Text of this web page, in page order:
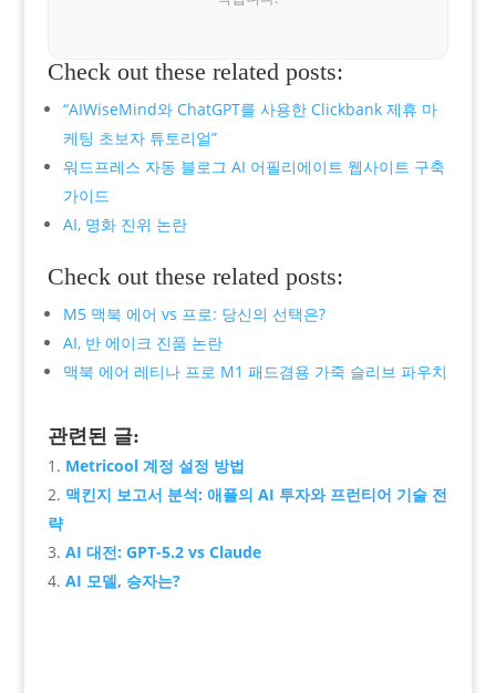
Check out these related posts:
“AIWiseMind와 ChatGPT를 사용한 Clickbank 제휴 마
케팅 초보자 튜토리얼”
워드프레스 자동 블로그 AI 어필리에이트 웹사이트 구축
가이드
AI, 명화 진위 논란
Check out these related posts:
M5 맥북 에어 vs 프로: 당신의 선택은?
AI, 반 에이크 진품 논란
맥북 에어 레티나 프로 M1 패드겸용 가죽 슬리브 파우치
관련된 글:
Metricool 계정 설정 방법
맥킨지 보고서 분석: 애플의 AI 투자와 프런티어 기술 전
략
AI 대전: GPT-5.2 vs Claude
AI 모델, 승자는?